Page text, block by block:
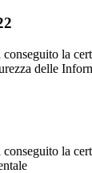
la
delle
la